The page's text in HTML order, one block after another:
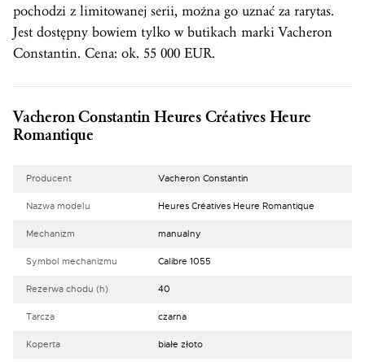
pochodzi z limitowanej serii, można go uznać za rarytas.
Jest dostępny bowiem tylko w butikach marki Vacheron
Constantin. Cena: ok. 55 000 EUR.
Vacheron Constantin Heures Créatives Heure
Romantique
Producent Vacheron Constantin
Nazwa modelu Heures Créatives Heure Romantique
Mechanizm manualny
Symbol mechanizmu Calibre 1055
Rezerwa chodu (h) 40
Tarcza czarna
Koperta białe złoto